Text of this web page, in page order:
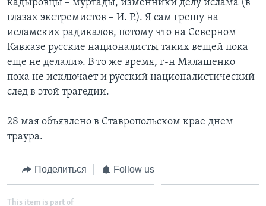
кадыровцы – муртады, изменники делу ислама (в
глазах экстремистов – И. Р.). Я сам грешу на
исламских радикалов, потому что на Северном
Кавказе русские националисты таких вещей пока
еще не делали». В то же время, г-н Малашенко
пока не исключает и русский националистический
след в этой трагедии.
28 мая объявлено в Ставропольском крае днем
траура.
Поделиться Follow us
This item is part of